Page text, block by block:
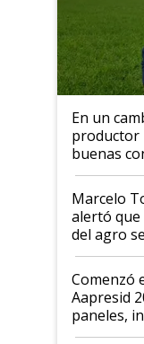
En un
productor
buenas
argentino
más
Marcelo
alertó que
del agro
"No es
Argentina
las
años"
Comenzó
Aapresid
paneles,
todas las